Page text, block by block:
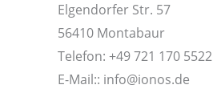
Elgendorfer Str. 57
56410 Montabaur
Telefon: +49 721 170 5522
E-Mail:: info@ionos.de